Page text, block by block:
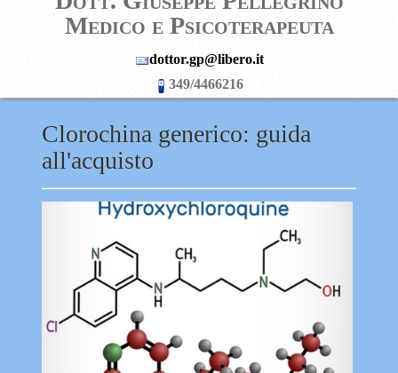
Medico e Psicoterapeuta
dottor.gp@libero.it
349/4466216
Clorochina generico: guida
all'acquisto